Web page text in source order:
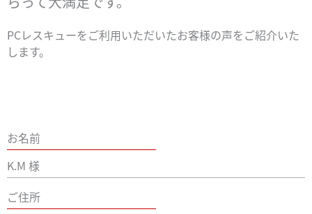
PCレスキューをご利用いただいたお客様の声をご紹介いた
します。
お名前
K.M 様
ご住所